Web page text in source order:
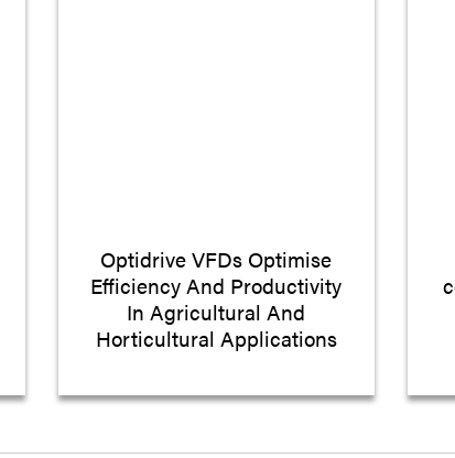
Optidrive VFDs Optimise
Efficiency And Productivity
In Agricultural And
Horticultural Applications